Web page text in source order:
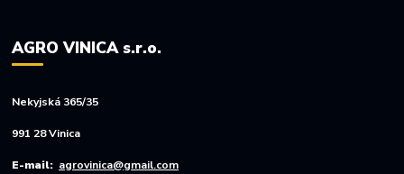
AGRO VINICA s.r.o.
Nekyjská 365/35
991 28 Vinica
E-mail: agrovinica@gmail.com